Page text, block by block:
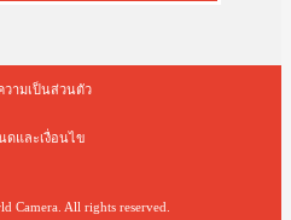
Camera. All rights reserved.
วามเป็นส่วนตัว
ดและเงื่อนไข